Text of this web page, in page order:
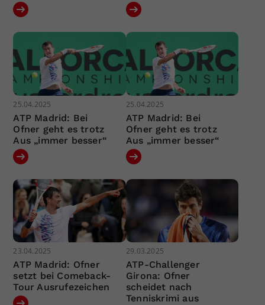
25.04.2025
ATP Madrid: Bei
Ofner geht es trotz
Aus „immer besser“
25.04.2025
ATP Madrid: Bei
Ofner geht es trotz
Aus „immer besser“
23.04.2025
ATP Madrid: Ofner
setzt bei Comeback-
Tour Ausrufezeichen
29.03.2025
ATP-Challenger
Girona: Ofner
scheidet nach
Tenniskrimi aus